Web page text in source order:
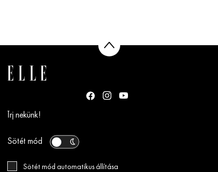
Írj nekünk!
Sötét mód
Sötét mód automatikus állítása